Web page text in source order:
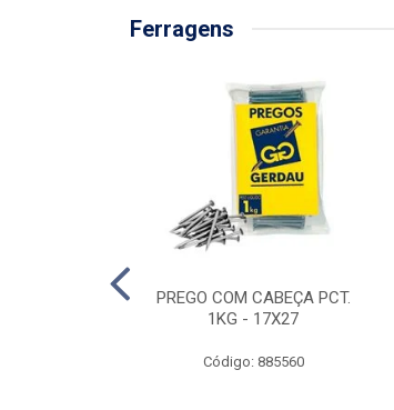
Ferragens
PREGO COM CABEÇA PCT.
1KG - 17X27
Código: 885560